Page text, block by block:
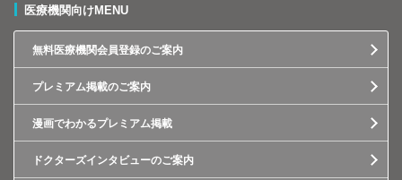
医療機関向けMENU
無料医療機関会員登録のご案内
プレミアム掲載のご案内
漫画でわかるプレミアム掲載
ドクターズインタビューのご案内